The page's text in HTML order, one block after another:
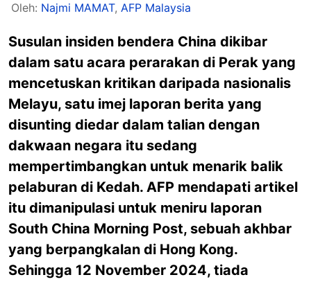
Oleh: Najmi MAMAT, AFP Malaysia
Susulan insiden bendera China dikibar
dalam satu acara perarakan di Perak yang
mencetuskan kritikan daripada nasionalis
Melayu, satu imej laporan berita yang
disunting diedar dalam talian dengan
dakwaan negara itu sedang
mempertimbangkan untuk menarik balik
pelaburan di Kedah. AFP mendapati artikel
itu dimanipulasi untuk meniru laporan
South China Morning Post, sebuah akhbar
yang berpangkalan di Hong Kong.
Sehingga 12 November 2024, tiada